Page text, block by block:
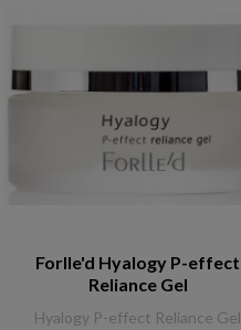
Forlle'd Hyalogy P-effect
Reliance Gel
Hyalogy P-effect Reliance Gel